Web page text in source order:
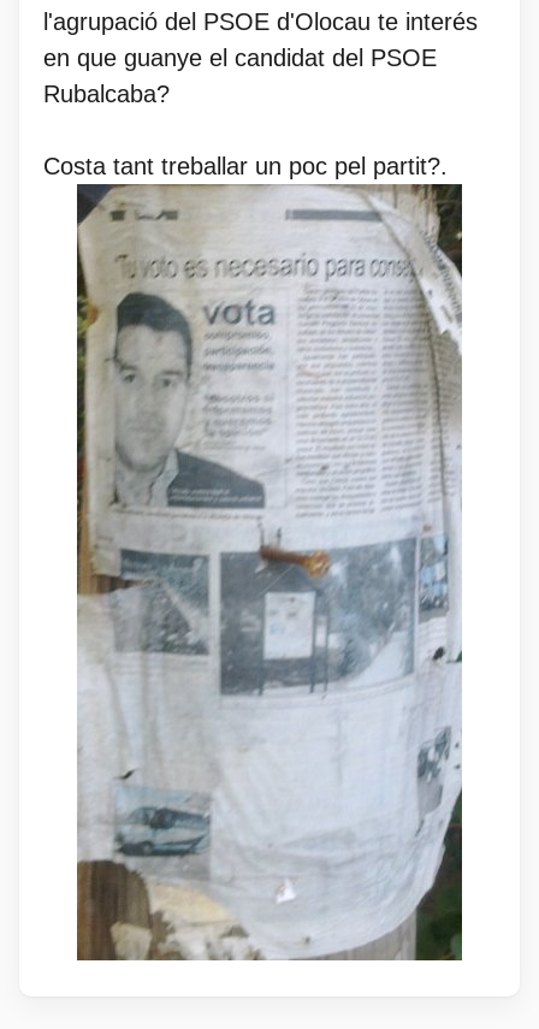
l'agrupació del PSOE d'Olocau te interés
en que guanye el candidat del PSOE
Rubalcaba?
Costa tant treballar un poc pel partit?.